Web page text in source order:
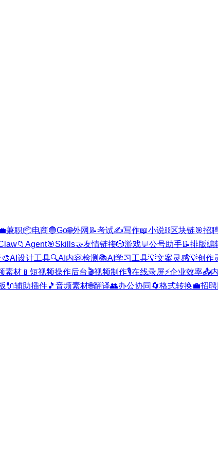
兼职📦电商🔵Go🌐外网 📝考试✍️写作📖小说⛓️区块链🎯招
📁 Agent🎯Skills🤝友情链接🎲游戏💬公号助手📝排版编
🎨AI设计工具🔍AI内容检测 📚AI学习工具💡文案灵感💡创作
素材 📱 短视频操作后台🎬视频制作🎙️在线录屏⚡企业效率📤
🔌辅助插件🎵 音频素材🌐翻译👥办公协同 🔄格式转换💼招